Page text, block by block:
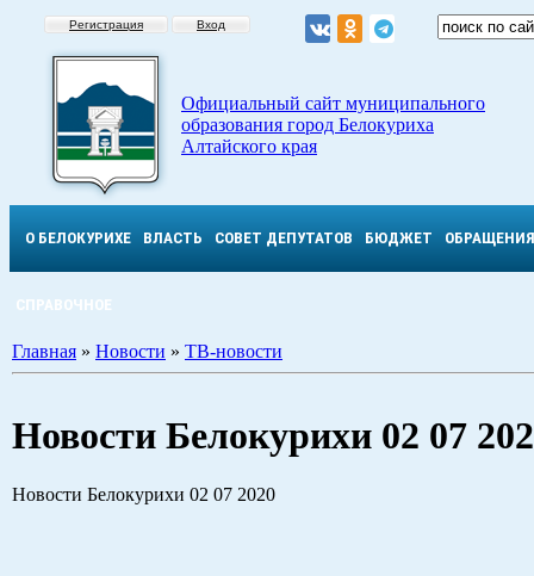
Регистрация Вход
Официальный сайт муниципального
образования город Белокуриха
Алтайского края
О БЕЛОКУРИХЕ ВЛАСТЬ СОВЕТ ДЕПУТАТОВ БЮДЖЕТ ОБРАЩЕНИЯ
СПРАВОЧНОЕ
Главная » Новости » ТВ-новости
Новости Белокурихи 02 07
Новости Белокурихи 02 07 2020